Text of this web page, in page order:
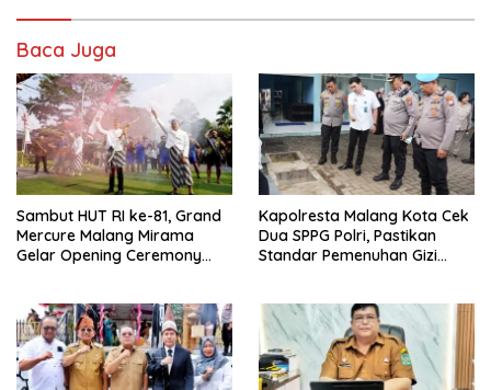
Baca Juga
Sambut HUT RI ke-81, Grand
Mercure Malang Mirama
Gelar Opening Ceremony
Kapolresta Malang Kota Cek
Dua SPPG Polri, Pastikan
Standar Pemenuhan Gizi